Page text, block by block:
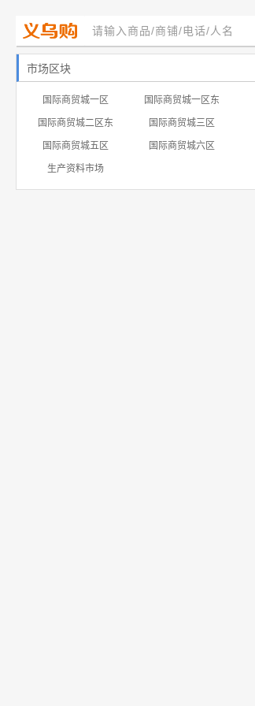
市场区块
国际商贸城一区 国际商贸城一区东
国际商贸城二区东
国际商贸城三区
国际商贸城五区
国际商贸城六区
生产资料市场